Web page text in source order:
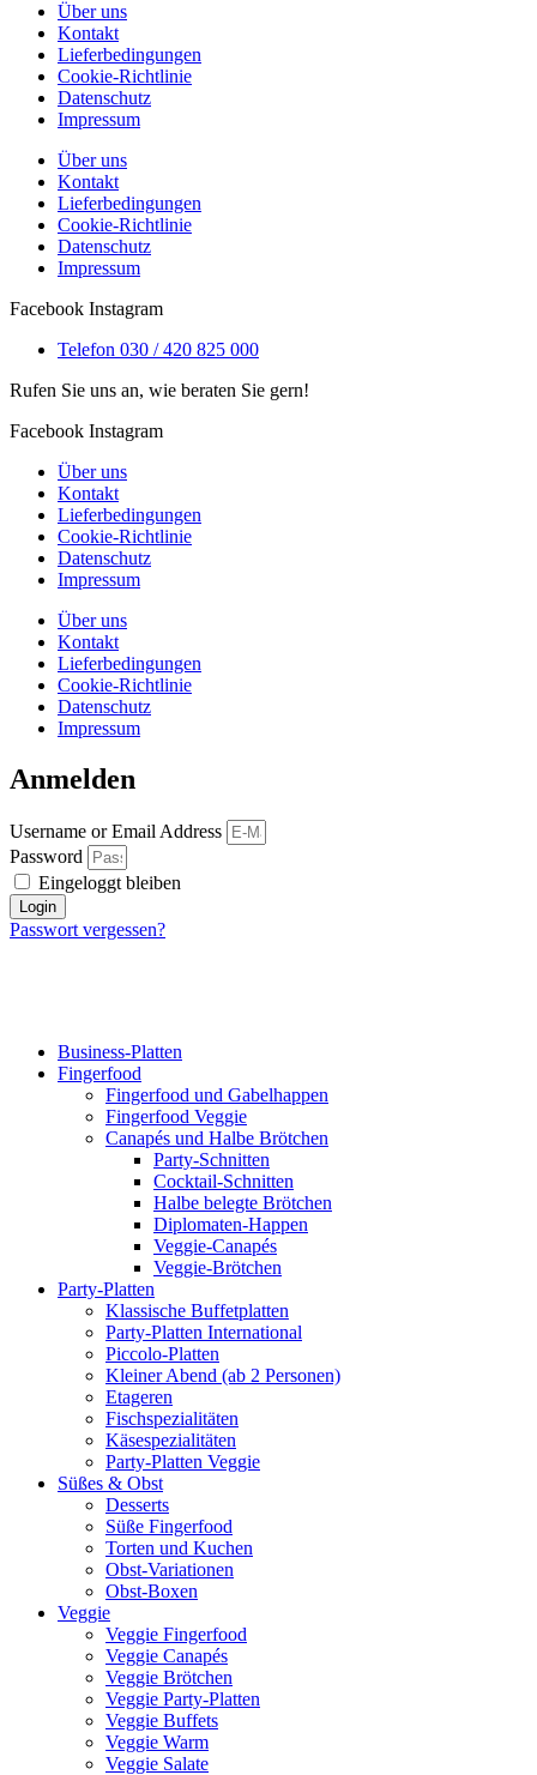
Über uns
Kontakt
Lieferbedingungen
Cookie-Richtlinie
Datenschutz
Impressum
Über uns
Kontakt
Lieferbedingungen
Cookie-Richtlinie
Datenschutz
Impressum
Facebook Instagram
Telefon 030 / 420 825 000
Rufen Sie uns an, wie beraten Sie gern!
Facebook Instagram
Über uns
Kontakt
Lieferbedingungen
Cookie-Richtlinie
Datenschutz
Impressum
Über uns
Kontakt
Lieferbedingungen
Cookie-Richtlinie
Datenschutz
Impressum
Anmelden
Username or Email Address
Password
Eingeloggt bleiben
Login
Passwort vergessen?
Business-Platten
Fingerfood
Fingerfood und Gabelhappen
Fingerfood Veggie
Canapés und Halbe Brötchen
Party-Schnitten
Cocktail-Schnitten
Halbe belegte Brötchen
Diplomaten-Happen
Veggie-Canapés
Veggie-Brötchen
Party-Platten
Klassische Buffetplatten
Party-Platten International
Piccolo-Platten
Kleiner Abend (ab 2 Personen)
Etageren
Fischspezialitäten
Käsespezialitäten
Party-Platten Veggie
Süßes & Obst
Desserts
Süße Fingerfood
Torten und Kuchen
Obst-Variationen
Obst-Boxen
Veggie
Veggie Fingerfood
Veggie Canapés
Veggie Brötchen
Veggie Party-Platten
Veggie Buffets
Veggie Warm
Veggie Salate